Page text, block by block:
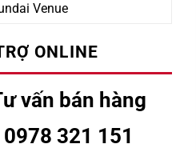
Venue
ONLINE
vấn bán hàng
0978 321 151